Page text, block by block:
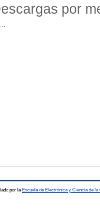
por
por la Escuela de Electrónica y Ciencia de la